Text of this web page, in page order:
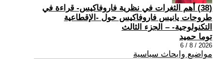
(38) أهم الثغرات في نظرية فاروفاكيس- قراءة في
طروحات يانيس فاروفاكيس حول -الإقطاعية
التكنولوجية- – الجزء الثالث
توما حميد
2026 / 8 / 6
مواضيع وابحاث سياسية